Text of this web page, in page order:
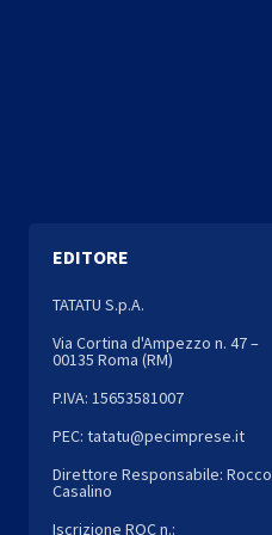
EDITORE
TATATU S.p.A.
Via Cortina d'Ampezzo n. 47 –
00135 Roma (RM)
P.IVA: 15653581007
PEC: tatatu@pecimprese.it
Direttore Responsabile: Rocco
Casalino
Iscrizione ROC n.: